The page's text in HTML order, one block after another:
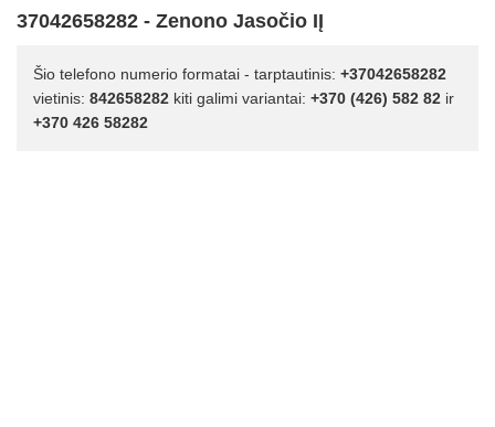
37042658282 - Zenono Jasočio IĮ
Šio telefono numerio formatai - tarptautinis: +37042658282
vietinis: 842658282 kiti galimi variantai: +370 (426) 582 82 ir
+370 426 58282